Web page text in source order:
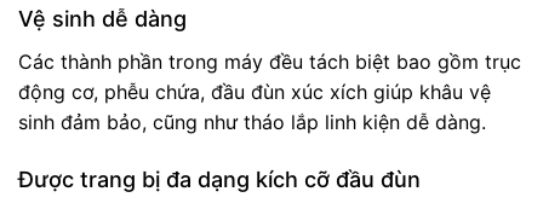
Vệ sinh dễ dàng
Các thành phần trong máy đều tách biệt bao gồm trục
động cơ, phễu chứa, đầu đùn xúc xích giúp khâu vệ
sinh đảm bảo, cũng như tháo lắp linh kiện dễ dàng.
Được trang bị đa dạng kích cỡ đầu đùn